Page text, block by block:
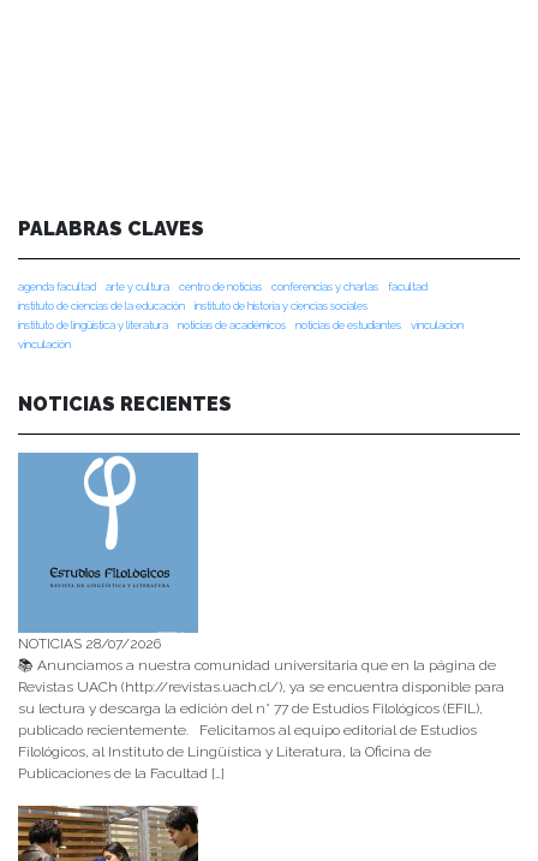
PALABRAS CLAVES
agenda facultad arte y cultura centro de noticias conferencias y charlas
facultad
instituto de ciencias de la educación
instituto de historia y ciencias sociales
instituto de lingüística y literatura
noticias de académicos noticias de estudiantes
vinculacion
vinculación
NOTICIAS RECIENTES
NOTICIAS 28/07/2026
📚 Anunciamos a nuestra comunidad universitaria que en la página de
Revistas UACh (http://revistas.uach.cl/), ya se encuentra disponible para
su lectura y descarga la edición del n° 77 de Estudios Filológicos (EFIL),
publicado recientemente. Felicitamos al equipo editorial de Estudios
Filológicos, al Instituto de Lingüística y Literatura, la Oficina de
Publicaciones de la Facultad […]